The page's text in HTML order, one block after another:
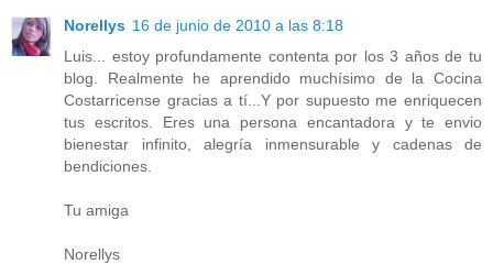
Norellys 16 de junio de 2010 a las 8:18
Luis... estoy profundamente contenta por los 3 años de tu
blog. Realmente he aprendido muchísimo de la Cocina
Costarricense gracias a tí...Y por supuesto me enriquecen
tus escritos. Eres una persona encantadora y te envio
bienestar infinito, alegría inmensurable y cadenas de
bendiciones.
Tu amiga
Norellys